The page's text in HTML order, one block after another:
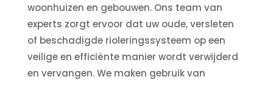
woonhuizen en gebouwen. Ons team van
experts zorgt ervoor dat uw oude, versleten
of beschadigde rioleringssysteem op een
veilige en efficiënte manier wordt verwijderd
en vervangen. We maken gebruik van